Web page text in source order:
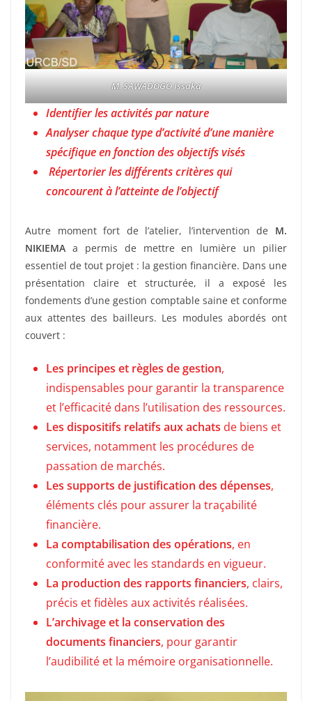
M. SAWADOGO Issaka
Identifier les activités par nature
Analyser chaque type d’activité d’une manière
spécifique en fonction des objectifs visés
Répertorier les différents critères qui
concourent à l’atteinte de l’objectif
Autre moment fort de l’atelier, l’intervention de M.
NIKIEMA a permis de mettre en lumière un pilier
essentiel de tout projet : la gestion financière. Dans une
présentation claire et structurée, il a exposé les
fondements d’une gestion comptable saine et conforme
aux attentes des bailleurs. Les modules abordés ont
couvert :
Les principes et règles de gestion,
indispensables pour garantir la transparence
et l’efficacité dans l’utilisation des ressources.
Les dispositifs relatifs aux achats de biens et
services, notamment les procédures de
passation de marchés.
Les supports de justification des dépenses,
éléments clés pour assurer la traçabilité
financière.
La comptabilisation des opérations, en
conformité avec les standards en vigueur.
La production des rapports financiers, clairs,
précis et fidèles aux activités réalisées.
L’archivage et la conservation des
documents financiers, pour garantir
l’audibilité et la mémoire organisationnelle.